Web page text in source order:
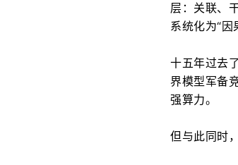
层：关联、
系统化为“因
十五年过去
界模型军备
强算力。
但与此同时